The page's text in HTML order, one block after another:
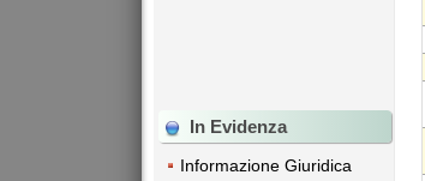
In Evidenza
Informazione Giuridica